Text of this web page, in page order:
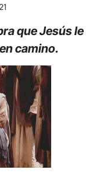
que Jesús le
camino.